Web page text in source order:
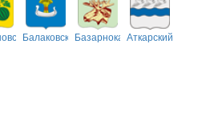
БалаковскийБазарнокарабулакский
Аткарский